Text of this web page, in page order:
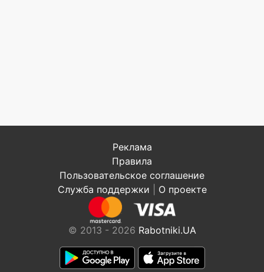
Реклама
Правила
Пользовательское соглашение
Служба поддержки
О проекте
© 2013 - 2026 Rabotniki.UA